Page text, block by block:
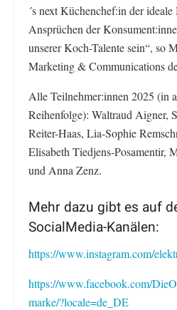
´s next Küchenchef:in der
Ansprüchen der
unserer Koch-Talente sein“, so
Marketing & Communications
Alle Teilnehmer:innen 2025 (in
Reihenfolge): Waltraud Aigner,
Reiter-Haas, Lia-Sophie
Elisabeth Tiedjens-Posamentir,
und Anna Zenz.
Mehr dazu gibt es auf
SocialMedia-Kanälen:
https://www.instagram.com/
https://www.facebook.com/
marke/?locale=de_DE